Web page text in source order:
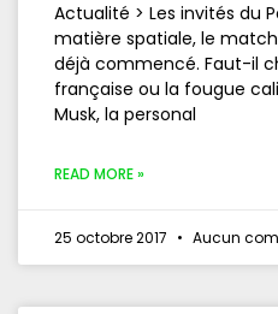
Actualité > Les invités du
matière spatiale, le
déjà commencé. Faut-il
française ou la fougue
Musk, la personal
READ MORE »
25 octobre 2017 Aucun